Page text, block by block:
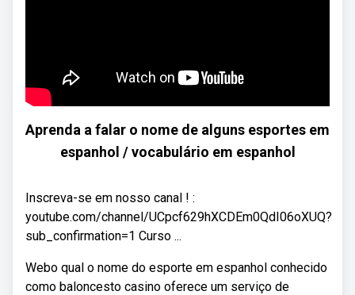
Aprenda a falar o nome de alguns esportes em
espanhol / vocabulário em espanhol
Inscreva-se em nosso canal ! :
youtube.com/channel/UCpcf629hXCDEm0QdI06oXUQ?
sub_confirmation=1 Curso ...
Webo qual o nome do esporte em espanhol conhecido
como baloncesto casino oferece um serviço de